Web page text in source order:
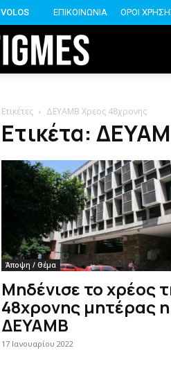
VOLOS ΕΠΙΚΟΙΝΩΝΙΑ ΟΡΟΙ
istigmes
Ετικέτες ΔΕΥΑΜΒ Χρεος 48χρονης
Ετικέτα:
Άποψη / Θέμα
Μηδένισε το χρέος
48χρονης μητέρας η
ΔΕΥΑΜΒ
17 Ιανουαρίου 2022